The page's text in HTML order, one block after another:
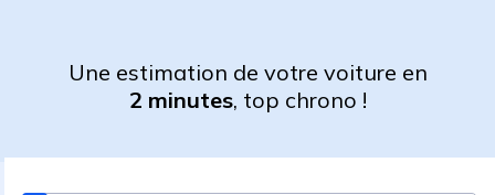
Une estimation de votre voiture en
2 minutes, top chrono !